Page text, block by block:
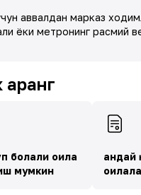
аввалдан марказ
ёки метронинг расмий
болали оила
мумкин